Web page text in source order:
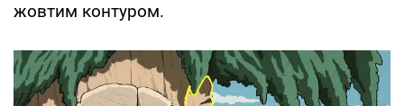
жовтим контуром.